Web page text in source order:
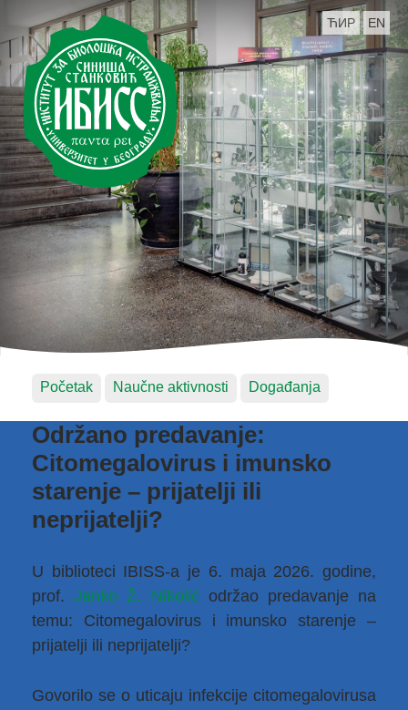
ЋИР EN
Početak Naučne aktivnosti Događanja
Održano predavanje:
Citomegalovirus i imunsko
starenje – prijatelji ili
neprijatelji?
U biblioteci IBISS-a je 6. maja 2026. godine,
prof.Janko Ž. Nikolićodržao predavanje na
temu: Citomegalovirus i imunsko starenje –
prijatelji ili neprijatelji?
Govorilo se o uticaju infekcije citomegalovirusa